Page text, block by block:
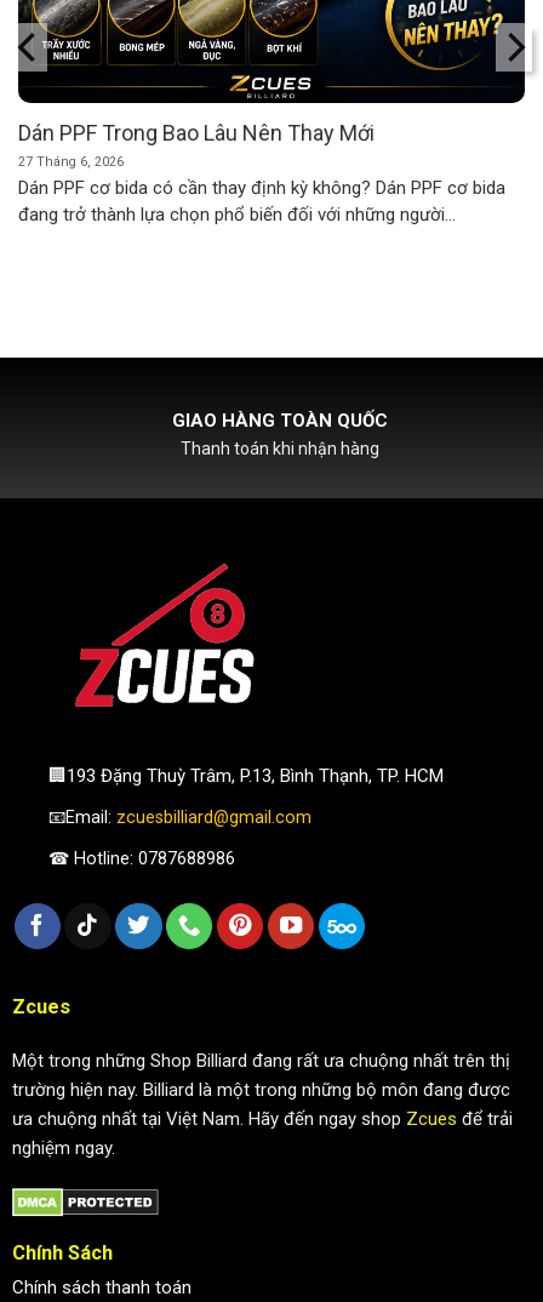
Dán PPF Trong Bao Lâu Nên Thay Mới
27 Tháng 6, 2026
Dán PPF cơ bida có cần thay định kỳ không? Dán PPF cơ bida
đang trở thành lựa chọn phổ biến đối với những người...
HỖ TRỢ PHÍ SHIPCOD
Với đơn hàng chỉ từ 500k
🏢193 Đặng Thuỳ Trâm, P.13, Bình Thạnh, TP. HCM
📧Email: zcuesbilliard@gmail.com
☎ Hotline: 0787688986
Zcues
Một trong những Shop Billiard đang rất ưa chuộng nhất trên thị
trường hiện nay. Billiard là một trong những bộ môn đang được
ưa chuộng nhất tại Việt Nam. Hãy đến ngay shop Zcues để trải
nghiệm ngay.
Chính Sách
Chính sách thanh toán